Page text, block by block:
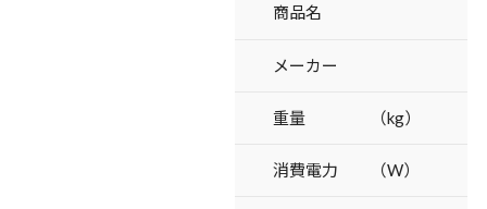
商品名
メーカー
重量 （kg）
消費電力 （W）